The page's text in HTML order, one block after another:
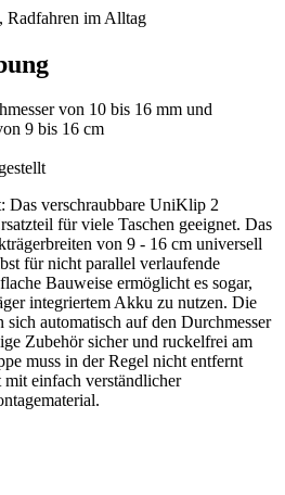
Radfahren im Alltag
von 10 bis 16 mm und
9 bis 16 cm
Das verschraubbare UniKlip 2
für viele Taschen geeignet. Das
von 9 - 16 cm universell
für nicht parallel verlaufende
Bauweise ermöglicht es sogar,
integriertem Akku zu nutzen. Die
sich automatisch auf den Durchmesser
Zubehör sicher und ruckelfrei am
muss in der Regel nicht entfernt
einfach verständlicher